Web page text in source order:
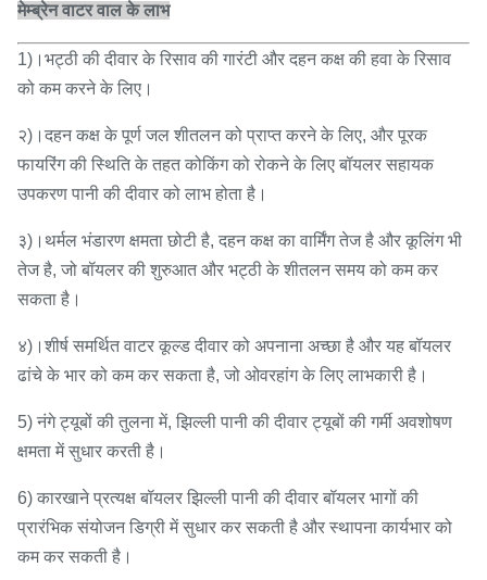
मेम्ब्रेन वाटर वाल के लाभ
1)।भट्ठी की दीवार के रिसाव की गारंटी और दहन कक्ष की हवा के रिसाव
को कम करने के लिए।
२)।दहन कक्ष के पूर्ण जल शीतलन को प्राप्त करने के लिए, और पूरक
फायरिंग की स्थिति के तहत कोकिंग को रोकने के लिए बॉयलर सहायक
उपकरण पानी की दीवार को लाभ होता है।
३)।थर्मल भंडारण क्षमता छोटी है, दहन कक्ष का वार्मिंग तेज है और कूलिंग भी
तेज है, जो बॉयलर की शुरुआत और भट्ठी के शीतलन समय को कम कर
सकता है।
४)।शीर्ष समर्थित वाटर कूल्ड दीवार को अपनाना अच्छा है और यह बॉयलर
ढांचे के भार को कम कर सकता है, जो ओवरहांग के लिए लाभकारी है।
5) नंगे ट्यूबों की तुलना में, झिल्ली पानी की दीवार ट्यूबों की गर्मी अवशोषण
क्षमता में सुधार करती है।
6) कारखाने प्रत्यक्ष बॉयलर झिल्ली पानी की दीवार बॉयलर भागों की
प्रारंभिक संयोजन डिग्री में सुधार कर सकती है और स्थापना कार्यभार को
कम कर सकती है।